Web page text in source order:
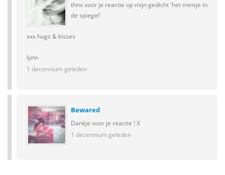
thnx voor je reactie op mijn gedicht 'het meisje in
de spiegel'
xxx hugs & kisses
lynn
1 decennium geleden
Bewared
Dankje voor je reactie ! X
1 decennium geleden